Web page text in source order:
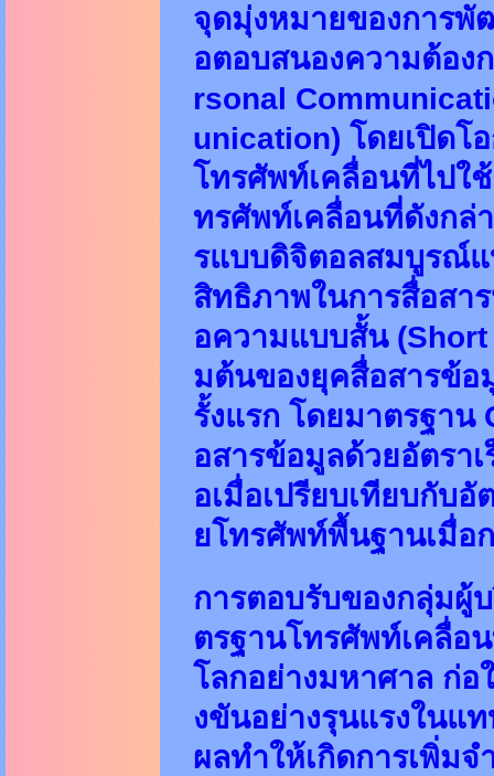
จุดมุ่งหมายของการพั
อตอบสนองความต้อง
rsonal
unication) โดยเปิดโ
โทรศัพท์เคลื่อนที่ไปใ
ทรศัพท์เคลื่อนที่ดังกล่
รแบบดิจิตอลสมบูรณ์แ
สิทธิภาพในการสื่อสา
อความแบบสั้น (Short
มต้นของยุคสื่อสารข้อ
รั้งแรก โดยมาตรฐาน
อสารข้อมูลด้วยอัตรา
อเมื่อเปรียบเทียบกับอั
ยโทรศัพท์พื้นฐานเมื่อ
การตอบรับของกลุ่มผู้
ตรฐานโทรศัพท์เคลื่อ
โลกอย่างมหาศาล ก่อ
งขันอย่างรุนแรงในแ
ผลทำให้เกิดการเพิ่ม